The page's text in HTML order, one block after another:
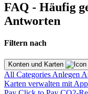
FAQ - Häufig
Antworten
Filtern nach
Konten und Karten
All Categories Anlegen
Karten verwalten mit